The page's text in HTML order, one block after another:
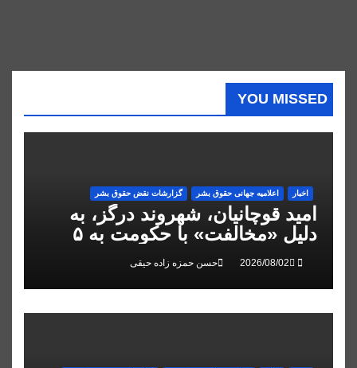
YOU MISSED
اخبار اعلاميه جهانی حقوق بشر گزارشات نقض حقوق بشر
امید قوچانیان، شهروند درگز، به
دلیل «مخالفت» با حکومت به ۵
سال زندان محکوم شد
حسن حمزه زاده حیقی